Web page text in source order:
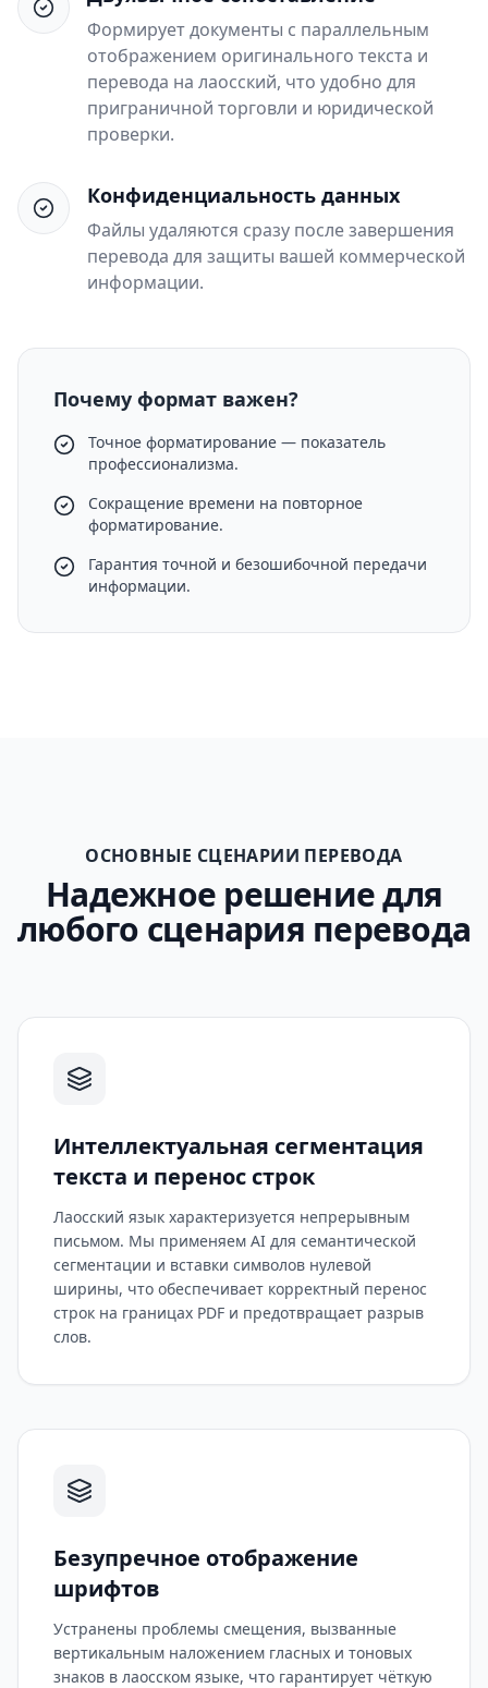
Формирует документы с параллельным
отображением оригинального текста и
перевода на лаосский, что удобно для
приграничной торговли и юридической
проверки.
Конфиденциальность данных
Файлы удаляются сразу после завершения
перевода для защиты вашей коммерческой
информации.
Почему формат важен?
Точное форматирование — показатель
профессионализма.
Сокращение времени на повторное
форматирование.
Гарантия точной и безошибочной передачи
информации.
ОСНОВНЫЕ СЦЕНАРИИ ПЕРЕВОДА
Надежное решение для
любого сценария перевода
Интеллектуальная сегментация
текста и перенос строк
Лаосский язык характеризуется непрерывным
письмом. Мы применяем AI для семантической
сегментации и вставки символов нулевой
ширины, что обеспечивает корректный перенос
строк на границах PDF и предотвращает разрыв
слов.
Безупречное отображение
шрифтов
Устранены проблемы смещения, вызванные
вертикальным наложением гласных и тоновых
знаков в лаосском языке, что гарантирует чёткую